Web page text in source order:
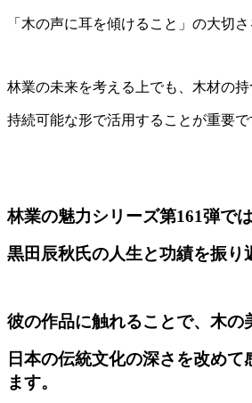
「木の声に耳を傾けること」の大切
林業の未来を考える上でも、木材の持
持続可能な形で活用することが重要で
林業の魅力シリーズ第161弾では
黒田辰秋氏の人生と功績を振り
彼の作品に触れることで、木の
日本の伝統文化の深さを改めて
ます。